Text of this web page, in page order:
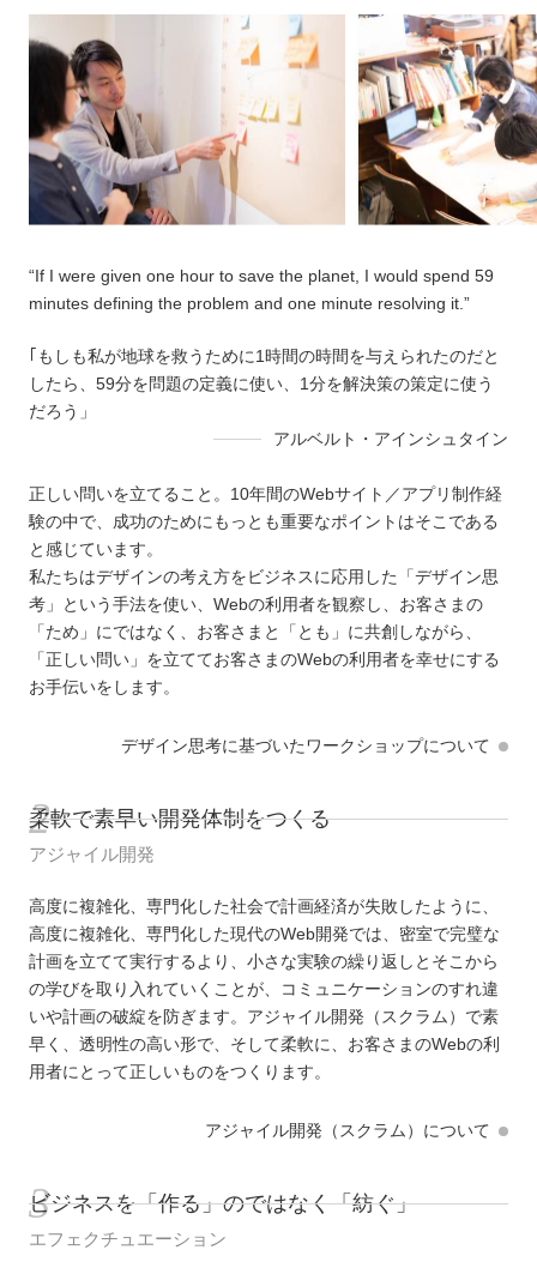
“If I were given one hour to save the planet, I would spend 59
minutes defining the problem and one minute resolving it.”
｢もしも私が地球を救うために1時間の時間を与えられたのだと
したら、59分を問題の定義に使い、1分を解決策の策定に使う
だろう」
アルベルト・アインシュタイン
正しい問いを立てること。10年間のWebサイト／アプリ制作経
験の中で、成功のためにもっとも重要なポイントはそこである
と感じています。
私たちはデザインの考え方をビジネスに応用した「デザイン思
考」という手法を使い、Webの利用者を観察し、お客さまの
「ため」にではなく、お客さまと「とも」に共創しながら、
「正しい問い」を立ててお客さまのWebの利用者を幸せにする
お手伝いをします。
デザイン思考に基づいたワークショップについて
柔軟で素早い開発体制をつくる
アジャイル開発
高度に複雑化、専門化した社会で計画経済が失敗したように、
高度に複雑化、専門化した現代のWeb開発では、密室で完璧な
計画を立てて実行するより、小さな実験の繰り返しとそこから
の学びを取り入れていくことが、コミュニケーションのすれ違
いや計画の破綻を防ぎます。アジャイル開発（スクラム）で素
早く、透明性の高い形で、そして柔軟に、お客さまのWebの利
用者にとって正しいものをつくります。
アジャイル開発（スクラム）について
ビジネスを「作る」のではなく「紡ぐ」
エフェクチュエーション